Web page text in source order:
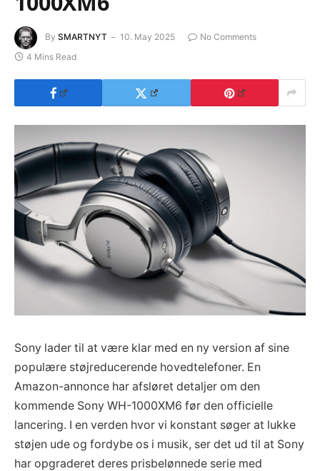
By SMARTNYT 10. May 2025
No Comments
4 Mins Read
Sony lader til at være klar med en ny version af sine
populære støjreducerende hovedtelefoner. En
Amazon-annonce har afsløret detaljer om den
kommende Sony WH-1000XM6 før den officielle
lancering. I en verden hvor vi konstant søger at lukke
støjen ude og fordybe os i musik, ser det ud til at Sony
har opgraderet deres prisbelønnede serie med